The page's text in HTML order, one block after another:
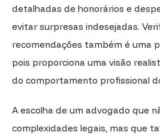
detalhadas de honorários e
evitar surpresas indesejadas.
recomendações também é uma
pois proporciona uma visão
do comportamento profissional
A escolha de um advogado que
complexidades legais, mas que